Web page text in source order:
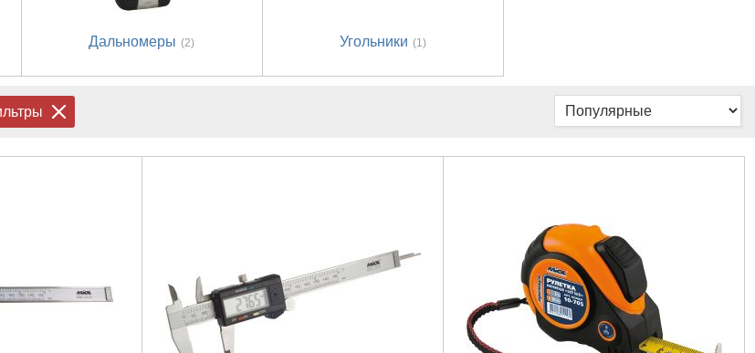
Дальномеры (2) Угольники (1)